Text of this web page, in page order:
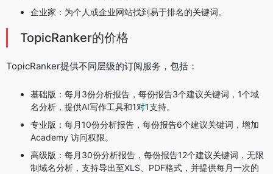
企业家：为个人或企业网站找到易于排名的关键词。
TopicRanker的价格
TopicRanker提供不同层级的订阅服务，包括：
基础版：每月3份分析报告，每份报告3个建议关键词，1个域
名分析，提供AI写作工具和1对1支持。
专业版：每月10份分析报告，每份报告6个建议关键词，增加
Academy 访问权限。
高级版：每月30份分析报告，每份报告12个建议关键词，无限
制域名分析，支持导出至XLS、PDF格式，并提供每月一次的